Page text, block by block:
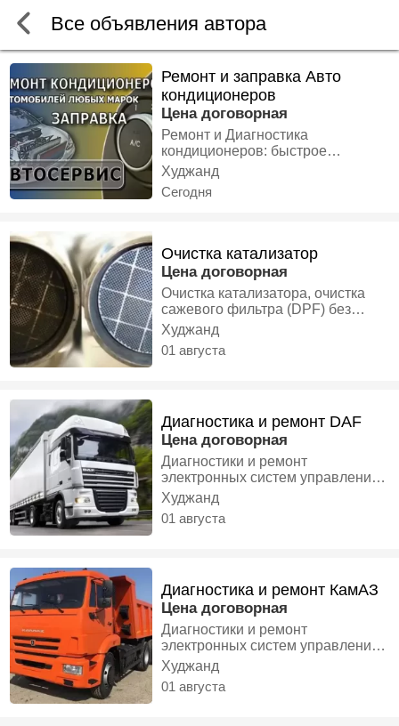
Все объявления автора
Ремонт и заправка Авто
кондиционеров
Цена договорная
Ремонт и Диагностика
кондиционеров: быстрое
выявление неисправностей и их
причин. Ремонт компрессоров:
замена и восстановление
и замена поврежденных трубок
системы. Заправка хладагентом:
качественная заправка с
проверкой герметичности
системы. ЖАРА В САЛОНЕ?
ПОРА НА ЗАПРАВКУ
кондициоНЕРА! Если
автокондиционер стал плохо
найдём причину неисправности и
быстро заправим кондиционер,
чтобы в машине снова было
комфортно. Заправка
автокондиционера и диагностика,
Автоэлектрики
Худжанд
Сегодня
Очистка катализатор
Цена договорная
Очистка катализатора, очистка
сажевого фильтра (DPF) без
демонтажа/ с монтажом. Осмотр
состояния катализатора,
сажевого фильтра эндоскопом.
Худжанд
01 августа
Диагностика и ремонт DAF
Цена договорная
Диагностики и ремонт
электронных систем управления
двигателей Не заводится
двигатель тупит другие причины
ВЫЕЗД ЛЮБОЙ ТОЧКЕ,
Худжанд
01 августа
Диагностика и ремонт КамАЗ
Цена договорная
Диагностики и ремонт
электронных систем управления
дизельных двигателей стандарта
"ЕΒΡΟ-2"3.4.5 Не заводится
двигатель ВЫЕЗД ЛЮБОЙ
Худжанд
01 августа